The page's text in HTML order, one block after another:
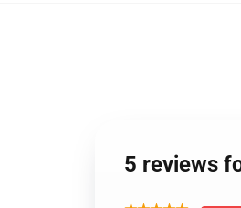
5 reviews